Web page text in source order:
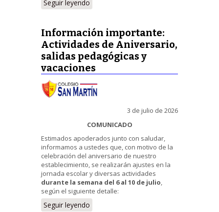
Seguir leyendo
Información importante:
Actividades de Aniversario,
salidas pedagógicas y
vacaciones
3 de julio de 2026
COMUNICADO
Estimados apoderados junto con saludar,
informamos a ustedes que, con motivo de la
celebración del aniversario de nuestro
establecimiento, se realizarán ajustes en la
jornada escolar y diversas actividades
durante la semana del 6 al 10 de julio,
según el siguiente detalle:
Seguir leyendo